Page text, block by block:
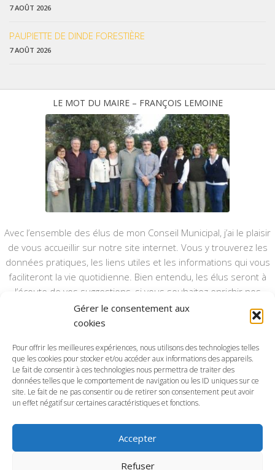
Gérer le consentement aux
cookies
Pour offrir les meilleures expériences, nous utilisons des technologies telles
que les cookies pour stocker et/ou accéder aux informations des appareils.
Le fait de consentir à ces technologies nous permettra de traiter des
données telles que le comportement de navigation ou les ID uniques sur ce
site. Le fait de ne pas consentir ou de retirer son consentement peut avoir
un effet négatif sur certaines caractéristiques et fonctions.
Accepter
Refuser
7 AOÛT 2026
PAUPIETTE DE DINDE FORESTIÈRE
7 AOÛT 2026
LE MOT DU MAIRE – FRANÇOIS LEMOINE
Avec l’ensemble des élus de mon Conseil Municipal, j’ai le plaisir
de vous accueillir sur notre site internet. Vous y trouverez les
données pratiques, les liens utiles et les informations qui vous
faciliteront la vie quotidienne. Bien entendu, les élus seront à
l’écoute de vos suggestions, si vous souhaitez enrichir nos
rubriques ou nos informations.
Ce type de communication vient en complément du bulletin
annuel, nous le ferons vivre et il sera actualisé pour mieux vous
informer.
Bonne visite à toutes et à tous.
Commune d'Anctoville-sur-Boscq © 2026. Tous droits